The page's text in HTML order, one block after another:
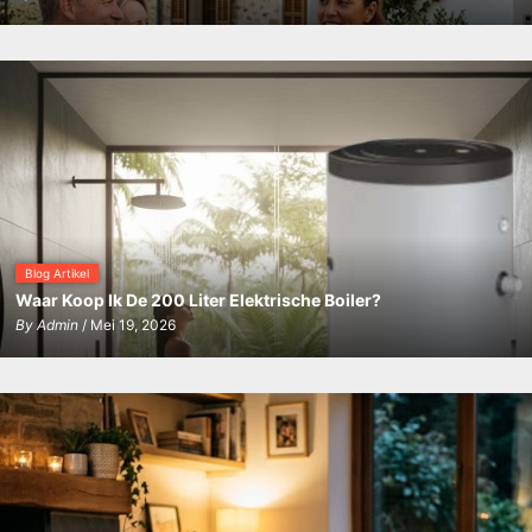
Blog Artikel
Waar Koop Ik De 200 Liter Elektrische Boiler?
By Admin/ Mei 19, 2026